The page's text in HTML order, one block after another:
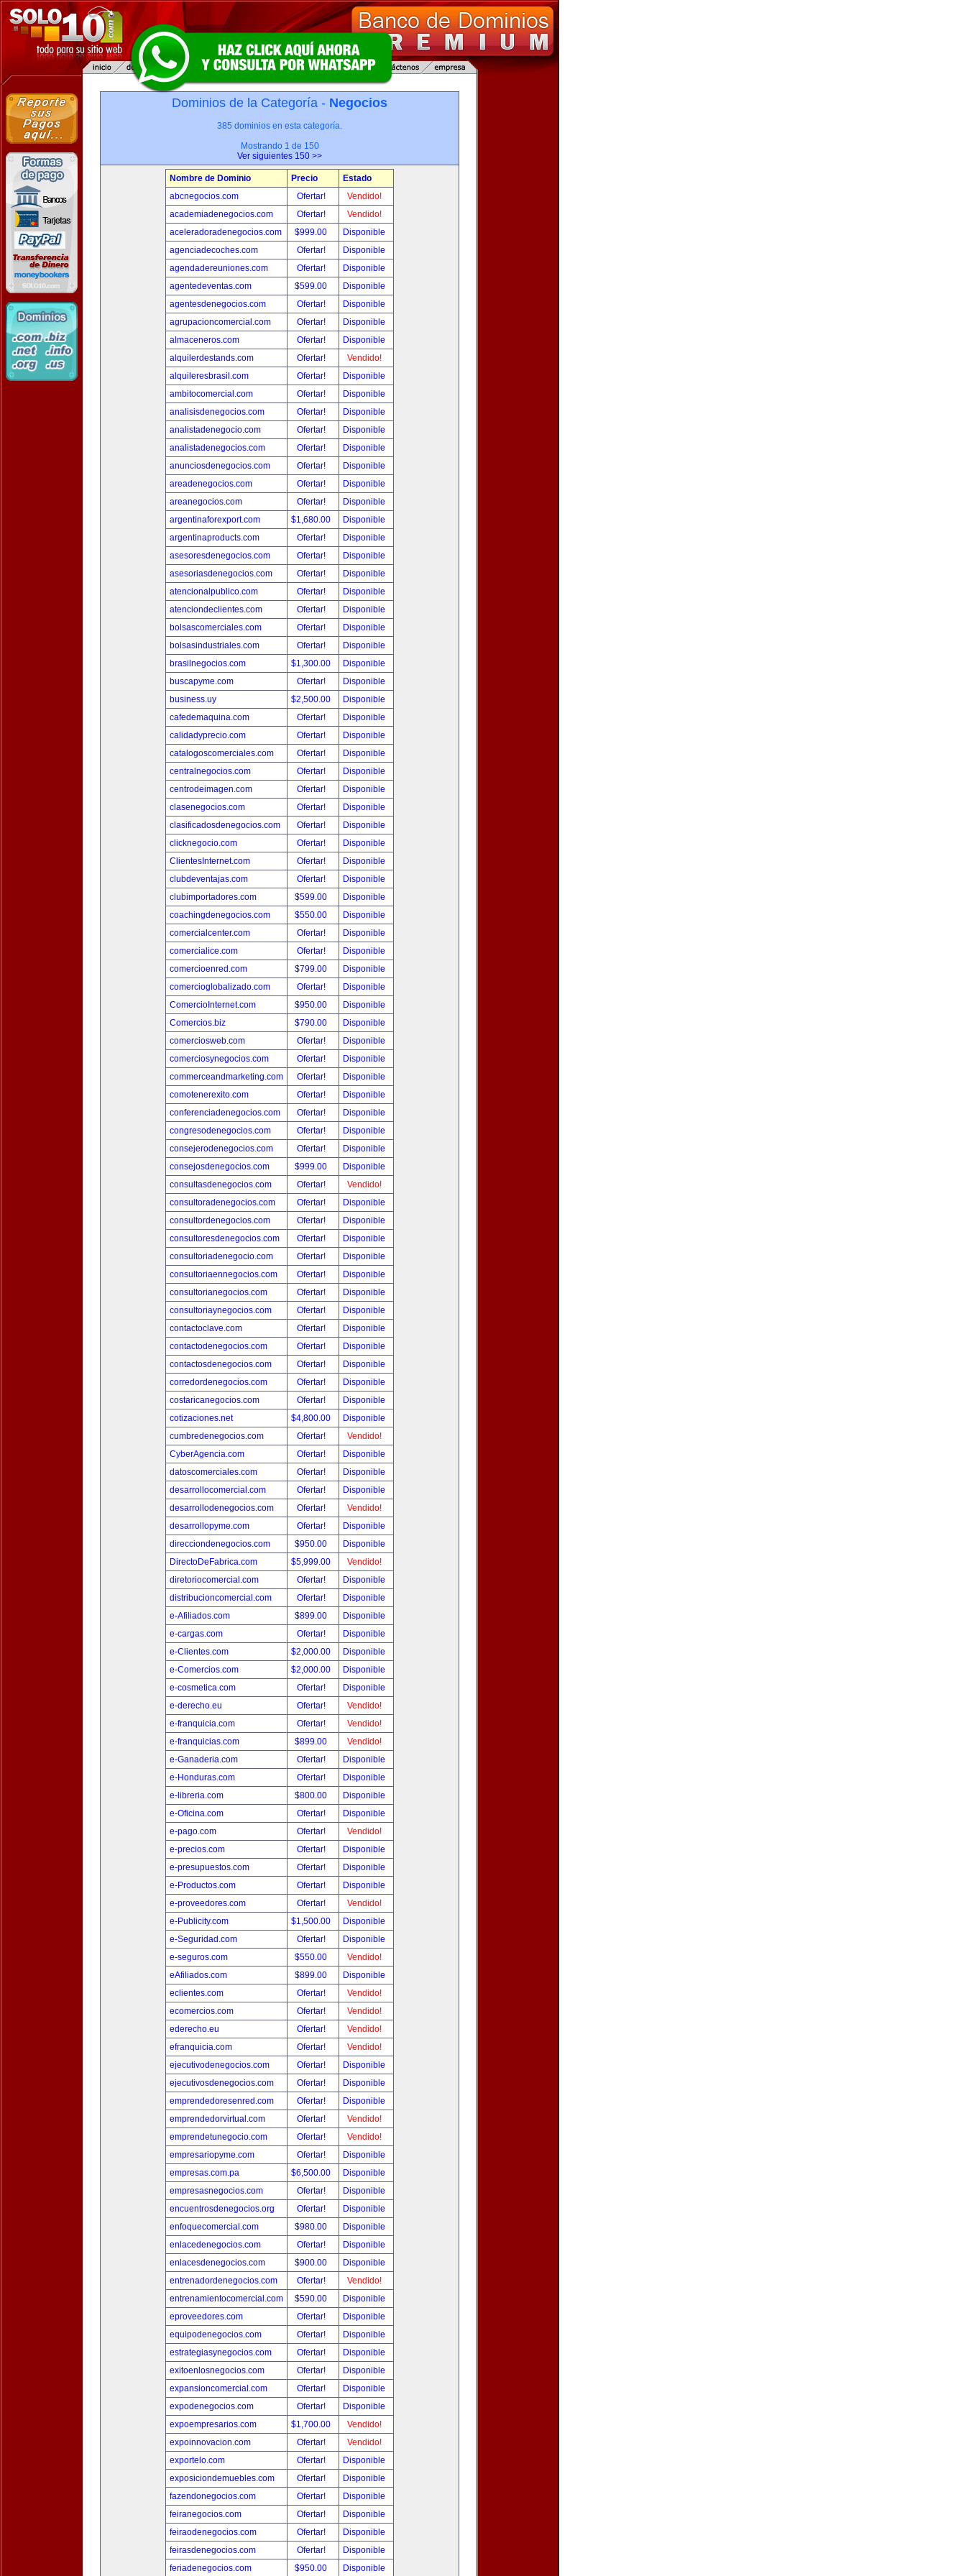
Dominios de la Categoría - Negocios
385 dominios en esta categoría.
Mostrando 1 de 150
Ver siguientes 150 >>
Nombre de Dominio Precio
Estado
abcnegocios.com
Ofertar!
Vendido!
academiadenegocios.com
Ofertar!
Vendido!
aceleradoradenegocios.com
$999.00
Disponible
agenciadecoches.com
Ofertar!
Disponible
agendadereuniones.com
Ofertar!
Disponible
agentedeventas.com
$599.00
Disponible
agentesdenegocios.com
Ofertar!
Disponible
agrupacioncomercial.com
Ofertar!
Disponible
almaceneros.com
Ofertar!
Disponible
alquilerdestands.com
Ofertar!
Vendido!
alquileresbrasil.com
Ofertar!
Disponible
ambitocomercial.com
Ofertar!
Disponible
analisisdenegocios.com
Ofertar!
Disponible
analistadenegocio.com
Ofertar!
Disponible
analistadenegocios.com
Ofertar!
Disponible
anunciosdenegocios.com
Ofertar!
Disponible
areadenegocios.com
Ofertar!
Disponible
areanegocios.com
Ofertar!
Disponible
argentinaforexport.com
$1,680.00
Disponible
argentinaproducts.com
Ofertar!
Disponible
asesoresdenegocios.com
Ofertar!
Disponible
asesoriasdenegocios.com
Ofertar!
Disponible
atencionalpublico.com
Ofertar!
Disponible
atenciondeclientes.com
Ofertar!
Disponible
bolsascomerciales.com
Ofertar!
Disponible
bolsasindustriales.com
Ofertar!
Disponible
brasilnegocios.com
$1,300.00
Disponible
buscapyme.com
Ofertar!
Disponible
business.uy
$2,500.00
Disponible
cafedemaquina.com
Ofertar!
Disponible
calidadyprecio.com
Ofertar!
Disponible
catalogoscomerciales.com
Ofertar!
Disponible
centralnegocios.com
Ofertar!
Disponible
centrodeimagen.com
Ofertar!
Disponible
clasenegocios.com
Ofertar!
Disponible
clasificadosdenegocios.com
Ofertar!
Disponible
clicknegocio.com
Ofertar!
Disponible
ClientesInternet.com
Ofertar!
Disponible
clubdeventajas.com
Ofertar!
Disponible
clubimportadores.com
$599.00
Disponible
coachingdenegocios.com
$550.00
Disponible
comercialcenter.com
Ofertar!
Disponible
comercialice.com
Ofertar!
Disponible
comercioenred.com
$799.00
Disponible
comercioglobalizado.com
Ofertar!
Disponible
ComercioInternet.com
$950.00
Disponible
Comercios.biz
$790.00
Disponible
comerciosweb.com
Ofertar!
Disponible
comerciosynegocios.com
Ofertar!
Disponible
commerceandmarketing.com
Ofertar!
Disponible
comotenerexito.com
Ofertar!
Disponible
conferenciadenegocios.com
Ofertar!
Disponible
congresodenegocios.com
Ofertar!
Disponible
consejerodenegocios.com
Ofertar!
Disponible
consejosdenegocios.com
$999.00
Disponible
consultasdenegocios.com
Ofertar!
Vendido!
consultoradenegocios.com
Ofertar!
Disponible
consultordenegocios.com
Ofertar!
Disponible
consultoresdenegocios.com
Ofertar!
Disponible
consultoriadenegocio.com
Ofertar!
Disponible
consultoriaennegocios.com
Ofertar!
Disponible
consultorianegocios.com
Ofertar!
Disponible
consultoriaynegocios.com
Ofertar!
Disponible
contactoclave.com
Ofertar!
Disponible
contactodenegocios.com
Ofertar!
Disponible
contactosdenegocios.com
Ofertar!
Disponible
corredordenegocios.com
Ofertar!
Disponible
costaricanegocios.com
Ofertar!
Disponible
cotizaciones.net
$4,800.00
Disponible
cumbredenegocios.com
Ofertar!
Vendido!
CyberAgencia.com
Ofertar!
Disponible
datoscomerciales.com
Ofertar!
Disponible
desarrollocomercial.com
Ofertar!
Disponible
desarrollodenegocios.com
Ofertar!
Vendido!
desarrollopyme.com
Ofertar!
Disponible
direcciondenegocios.com
$950.00
Disponible
DirectoDeFabrica.com
$5,999.00
Vendido!
diretoriocomercial.com
Ofertar!
Disponible
distribucioncomercial.com
Ofertar!
Disponible
e-Afiliados.com
$899.00
Disponible
e-cargas.com
Ofertar!
Disponible
e-Clientes.com
$2,000.00
Disponible
e-Comercios.com
$2,000.00
Disponible
e-cosmetica.com
Ofertar!
Disponible
e-derecho.eu
Ofertar!
Vendido!
e-franquicia.com
Ofertar!
Vendido!
e-franquicias.com
$899.00
Vendido!
e-Ganaderia.com
Ofertar!
Disponible
e-Honduras.com
Ofertar!
Disponible
e-libreria.com
$800.00
Disponible
e-Oficina.com
Ofertar!
Disponible
e-pago.com
Ofertar!
Vendido!
e-precios.com
Ofertar!
Disponible
e-presupuestos.com
Ofertar!
Disponible
e-Productos.com
Ofertar!
Disponible
e-proveedores.com
Ofertar!
Vendido!
e-Publicity.com
$1,500.00
Disponible
e-Seguridad.com
Ofertar!
Disponible
e-seguros.com
$550.00
Vendido!
eAfiliados.com
$899.00
Disponible
eclientes.com
Ofertar!
Vendido!
ecomercios.com
Ofertar!
Vendido!
ederecho.eu
Ofertar!
Vendido!
efranquicia.com
Ofertar!
Vendido!
ejecutivodenegocios.com
Ofertar!
Disponible
ejecutivosdenegocios.com
Ofertar!
Disponible
emprendedoresenred.com
Ofertar!
Disponible
emprendedorvirtual.com
Ofertar!
Vendido!
emprendetunegocio.com
Ofertar!
Vendido!
empresariopyme.com
Ofertar!
Disponible
empresas.com.pa
$6,500.00
Disponible
empresasnegocios.com
Ofertar!
Disponible
encuentrosdenegocios.org
Ofertar!
Disponible
enfoquecomercial.com
$980.00
Disponible
enlacedenegocios.com
Ofertar!
Disponible
enlacesdenegocios.com
$900.00
Disponible
entrenadordenegocios.com
Ofertar!
Vendido!
entrenamientocomercial.com
$590.00
Disponible
eproveedores.com
Ofertar!
Disponible
equipodenegocios.com
Ofertar!
Disponible
estrategiasynegocios.com
Ofertar!
Disponible
exitoenlosnegocios.com
Ofertar!
Disponible
expansioncomercial.com
Ofertar!
Disponible
expodenegocios.com
Ofertar!
Disponible
expoempresarios.com
$1,700.00
Vendido!
expoinnovacion.com
Ofertar!
Vendido!
exportelo.com
Ofertar!
Disponible
exposiciondemuebles.com
Ofertar!
Disponible
fazendonegocios.com
Ofertar!
Disponible
feiranegocios.com
Ofertar!
Disponible
feiraodenegocios.com
Ofertar!
Disponible
feirasdenegocios.com
Ofertar!
Disponible
feriadenegocios.com
$950.00 Disponible